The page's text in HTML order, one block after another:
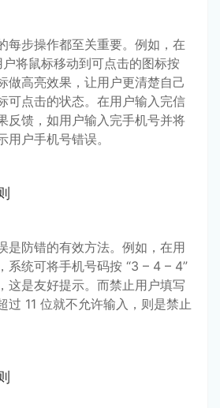
每步操作都至关重要。例如，在
将鼠标移动到可点击的图标按
做高亮效果，让用户更清楚自己
可点击的状态。在用户输入完信
反馈，如用户输入完手机号并将
户手机号错误。
是防错的有效方法。例如，在用
系统可将手机号码按 “3 – 4 – 4”
这是友好提示。而禁止用户填写
过 11 位就不允许输入，则是禁止